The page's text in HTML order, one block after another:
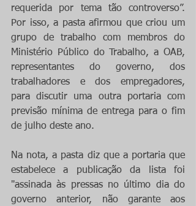
requerida por tema tão controverso”.
Por isso, a pasta afirmou que criou um
grupo de trabalho com membros do
Ministério Público do Trabalho, a OAB,
representantes do governo, dos
trabalhadores e dos empregadores,
para discutir uma outra portaria com
previsão mínima de entrega para o fim
de julho deste ano.
Na nota, a pasta diz que a portaria que
estabelece a publicação da lista foi
"assinada às pressas no último dia do
governo anterior, não garante aos